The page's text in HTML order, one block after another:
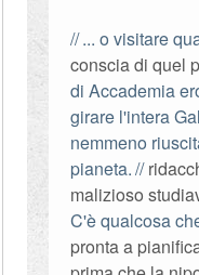
... o visitare
conscia di quel
di Accademia
girare l'intera
nemmeno
pianeta.
malizioso
C'è qualcosa
pronta a